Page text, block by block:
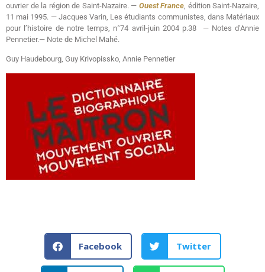
ouvrier de la région de Saint-Nazaire. — Ouest France , édition Saint-Nazaire,
11 mai 1995. — Jacques Varin, Les étudiants communistes, dans Matériaux
pour l’histoire de notre temps, n°74 avril-juin 2004 p.38 — Notes d’Annie
Pennetier.— Note de Michel Mahé.
Guy Haudebourg, Guy Krivopissko, Annie Pennetier
Facebook Twitter